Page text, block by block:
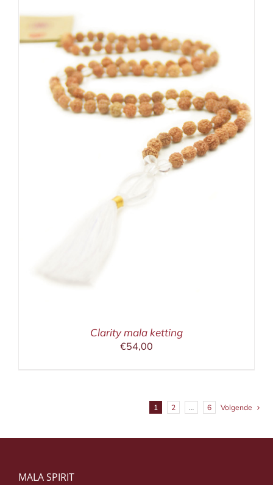
Clarity mala ketting
€54,00
1 2 … 6 Volgende
MALA SPIRIT